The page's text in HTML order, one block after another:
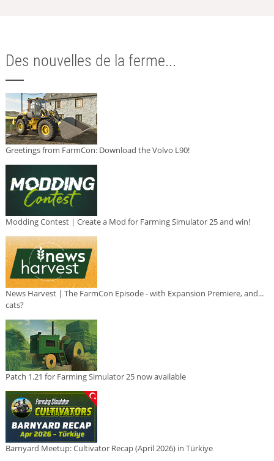
Des nouvelles de la ferme...
Greetings from FarmCon: Download the Volvo L90!
Modding Contest | Create a Mod for Farming Simulator 25 and win!
News Harvest | The FarmCon Episode - with Expansion Premiere, and...
cats?
Patch 1.21 for Farming Simulator 25 now available
Barnyard Meetup: Cultivator Recap (April 2026) in Türkiye